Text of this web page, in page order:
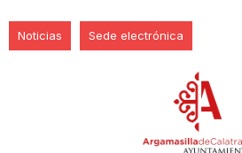
Noticias Sede electrónica